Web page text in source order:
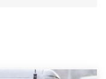
uw sloopauto te